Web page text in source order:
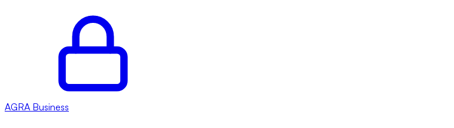
AGRA Business